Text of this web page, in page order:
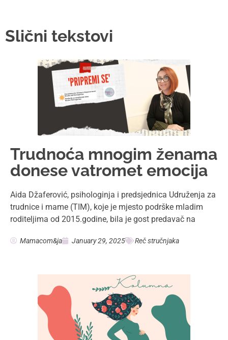
Slični tekstovi
Trudnoća mnogim ženama
donese vatromet emocija
Aida Džaferović, psihologinja i predsjednica Udruženja za
trudnice i mame (TIM), koje je mjesto podrške mladim
roditeljima od 2015.godine, bila je gost predavač na
Mamacom&ja January 29, 2025 Reč stručnjaka